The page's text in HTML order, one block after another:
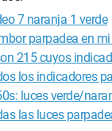
de la
la impresora =
ayudarme a
7 naranja 1 verde
parpadea en
215 cuyos
los indicadores
luces verde/
las luces